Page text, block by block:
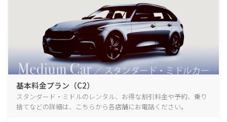
基本料金プラン（C2）
スタンダード・ミドルのレンタル、お得な割引料金や予約、乗り
捨てなどの詳細は、こちらから各店舗にお電話ください。